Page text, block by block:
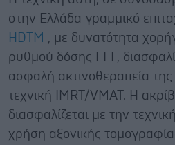
στην Ελλάδα γραμμικό
HDTM , με δυνατότητα
ρυθμού δόσης FFF,
ασφαλή ακτινοθεραπεία
τεχνική IMRT/VMAT. Η
διασφαλίζεται με την
χρήση αξονικής